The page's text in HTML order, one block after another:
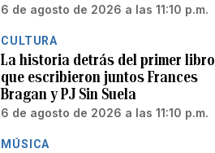
6 de agosto de 2026 a las 11:10 p.m.
CULTURA
La historia detrás del primer libro
que escribieron juntos Frances
Bragan y PJ Sin Suela
6 de agosto de 2026 a las 11:10 p.m.
MÚSICA